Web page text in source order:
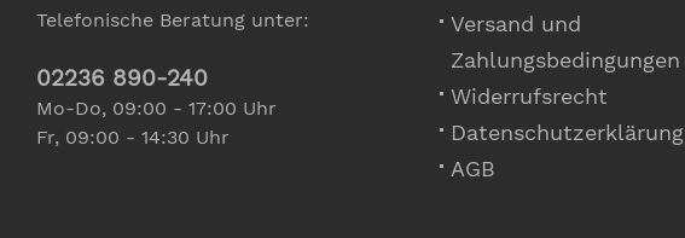
Telefonische Beratung unter:
02236 890-240
Mo-Do, 09:00 - 17:00 Uhr
Fr, 09:00 - 14:30 Uhr
Versand und
Zahlungsbedingungen
Widerrufsrecht
Datenschutzerklärung
AGB